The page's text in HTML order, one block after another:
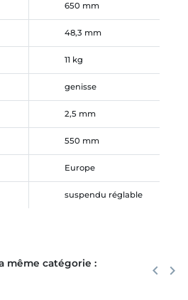
650 mm
48,3 mm
11 kg
genisse
2,5 mm
550 mm
Europe
suspendu réglable
même catégorie : keyboard_arrow_left keyboard_arrow_right